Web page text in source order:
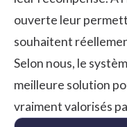
ouverte leur
souhaitent
Selon nous, le
meilleure solution
vraiment valorisés